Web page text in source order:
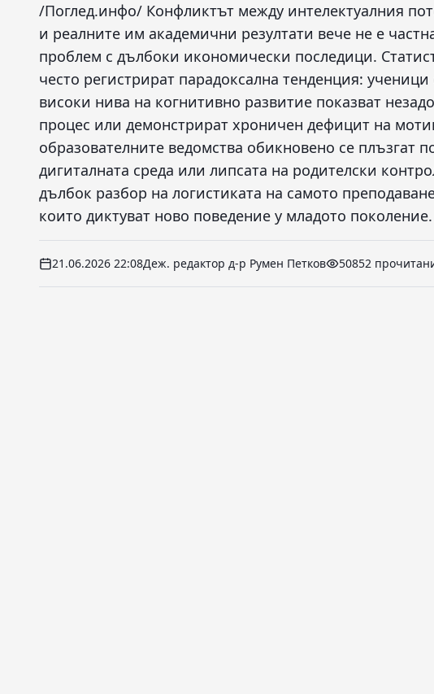
/Поглед.инфо/ Конфликтът между интелектуалния
и реалните им академични резултати вече не е
проблем с дълбоки икономически последици.
често регистрират парадоксална тенденция:
високи нива на когнитивно развитие показват
процес или демонстрират хроничен дефицит на
образователните ведомства обикновено се плъзгат
дигиталната среда или липсата на родителски
дълбок разбор на логистиката на самото
които диктуват ново поведение у младото поколение.
21.06.2026 22:08Деж. редактор д-р Румен Петков 50852